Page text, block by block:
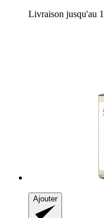
Livraison jusqu'au
Ajouter